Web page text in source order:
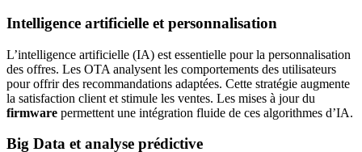
Intelligence artificielle et personnalisation
L’intelligence artificielle (IA) est essentielle pour la personnalisation
des offres. Les OTA analysent les comportements des utilisateurs
pour offrir des recommandations adaptées. Cette stratégie augmente
la satisfaction client et stimule les ventes. Les mises à jour du
firmware permettent une intégration fluide de ces algorithmes d’IA.
Big Data et analyse prédictive